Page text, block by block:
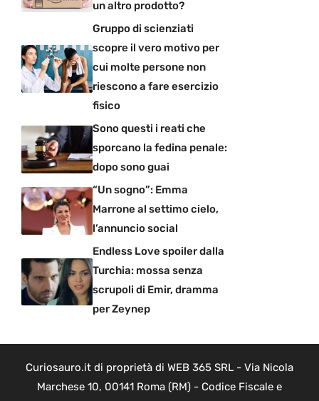
un altro prodotto?
Gruppo di scienziati
scopre il vero motivo per
cui molte persone non
riescono a fare esercizio
fisico
Sono questi i reati che
sporcano la fedina penale:
dopo sono guai
“Un sogno”: Emma
Marrone al settimo cielo,
l’annuncio social
Endless Love spoiler dalla
Turchia: mossa senza
scrupoli di Emir, dramma
per Zeynep
Curiosauro.it di proprietà di WEB 365 SRL - Via Nicola
Marchese 10, 00141 Roma (RM) - Codice Fiscale e